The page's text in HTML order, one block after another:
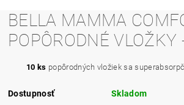
BELLA MAMMA
POPÔRODNÉ VLOŽKY
10 ks popôrodných vložiek sa
Dostupnosť Skladom